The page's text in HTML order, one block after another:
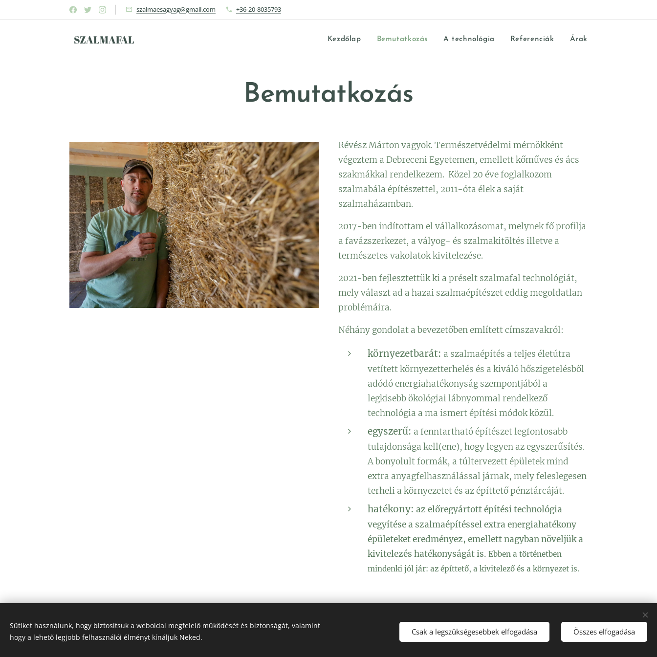
szalmaesagyag@gmail.com +36-20-8035793
SZALMAFAL Kezdőlap Bemutatkozás A technológia Referenciák Árak
Bemutatkozás
Révész Márton vagyok. Természetvédelmi mérnökként
végeztem a Debreceni Egyetemen, emellett kőműves és ács
szakmákkal rendelkezem. Közel 20 éve foglalkozom
szalmabála építészettel, 2011-óta élek a saját
szalmaházamban.
2017-ben indítottam el vállalkozásomat, melynek fő profilja
a favázszerkezet, a vályog- és szalmakitöltés illetve a
természetes vakolatok kivitelezése.
2021-ben fejlesztettük ki a préselt szalmafal technológiát,
mely választ ad a hazai szalmaépítészet eddig megoldatlan
problémáira.
Néhány gondolat a bevezetőben említett címszavakról:
környezetbarát: a szalmaépítés a teljes életútra
vetített környezetterhelés és a kiváló hőszigetelésből
adódó energiahatékonyság szempontjából a
legkisebb ökológiai lábnyommal rendelkező
technológia a ma ismert építési módok közül.
egyszerű: a fenntartható építészet legfontosabb
tulajdonsága kell(ene), hogy legyen az egyszerűsítés.
A bonyolult formák, a túltervezett épületek mind
extra anyagfelhasználással járnak, mely feleslegesen
terheli a környezetet és az építtető pénztárcáját.
hatékony: az előregyártott építési technológia
vegyítése a szalmaépítéssel extra energiahatékony
épületeket eredményez, emellett nagyban növeljük a
kivitelezés hatékonyságát is. Ebben a történetben
mindenki jól jár: az építtető, a kivitelező és a környezet is.
Az oldalt a Webnode működteti
Sütiket használunk, hogy biztosítsuk a weboldal megfelelő működését és biztonságát, valamint
hogy a lehető legjobb felhasználói élményt kínáljuk Neked.
Csak a legszükségesebbek elfogadása Összes elfogadása